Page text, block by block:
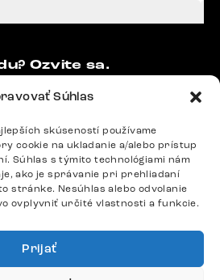
Súhlas
skúseností používame
cookie na ukladanie a/alebo prístup
Súhlas s týmito technológiami nám
ako je správanie pri prehliadaní
stránke. Nesúhlas alebo odvolanie
ovplyvniť určité vlastnosti a funkcie.
Prijať
Ozvite sa.